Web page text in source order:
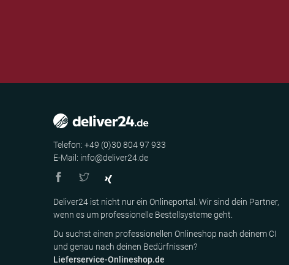
Telefon: +49 (0)30 804 97 933
E-Mail: info@deliver24.de
Deliver24 ist nicht nur ein Onlineportal. Wir sind dein Partner,
wenn es um professionelle Bestellsysteme geht.
Du suchst einen professionellen Onlineshop nach deinem CI
und genau nach deinen Bedürfnissen?
Lieferservice-Onlineshop.de